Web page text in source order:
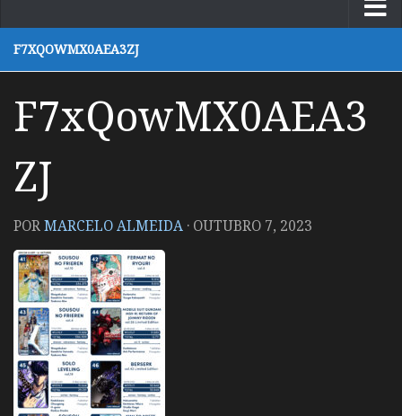
F7XQOWMX0AEA3ZJ
F7xQowMX0AEA3
ZJ
PORMARCELO ALMEIDA · OUTUBRO 7, 2023